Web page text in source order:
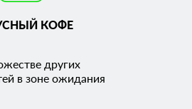
КОФЕ
других
в зоне ожидания